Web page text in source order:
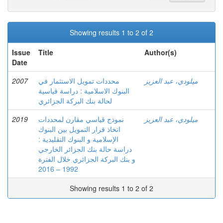
Showing results 1 to 2 of 2
Issue
Date
Title Author(s)
2007
محددات تمويل الاستثمار في
البنوك الاسلامية : دراسة قياسية
لحالة بنك البركة الجزائري
ميلودي، عبد العزيز
2019
نموذج قياسي مقارن لمحددات
اتخاذ قرار التمويل بين البنوك
الإسلامية و البنوك التقليدية :
دراسة حالة بنك الجزائر الخارجي
و بنك البركة الجزائري خلال الفترة
1992 – 2016
ميلودي، عبد العزيز
Showing results 1 to 2 of 2